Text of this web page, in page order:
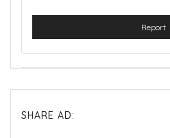
Report
SHARE AD: